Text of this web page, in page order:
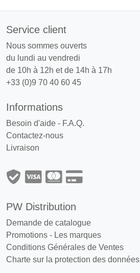
Service client
Nous sommes ouverts
du lundi au vendredi
de 10h à 12h et de 14h à 17h
+33 (0)9 70 40 60 45
Informations
Besoin d'aide - F.A.Q.
Contactez-nous
Livraison
PW Distribution
Demande de catalogue
Promotions - Les marques
Conditions Générales de Ventes
Charte sur la protection des données